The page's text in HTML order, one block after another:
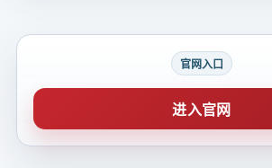
官网入口
进入官网